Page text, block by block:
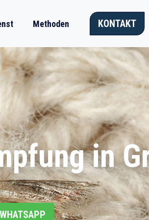
Methoden KONTAKT
in